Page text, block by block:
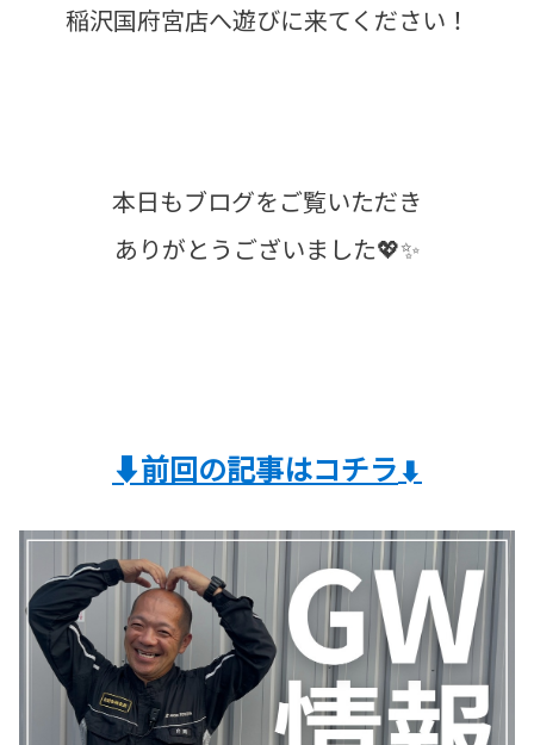
稲沢国府宮店へ遊びに来てください！
本日もブログをご覧いただき
ありがとうございました💖✨
⬇️前回の記事はコチラ⬇️